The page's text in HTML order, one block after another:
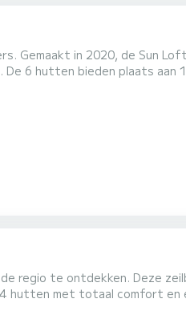
Gemaakt in 2020, de Sun
regio te ontdekken. Deze
zijn bij het doorbrengen